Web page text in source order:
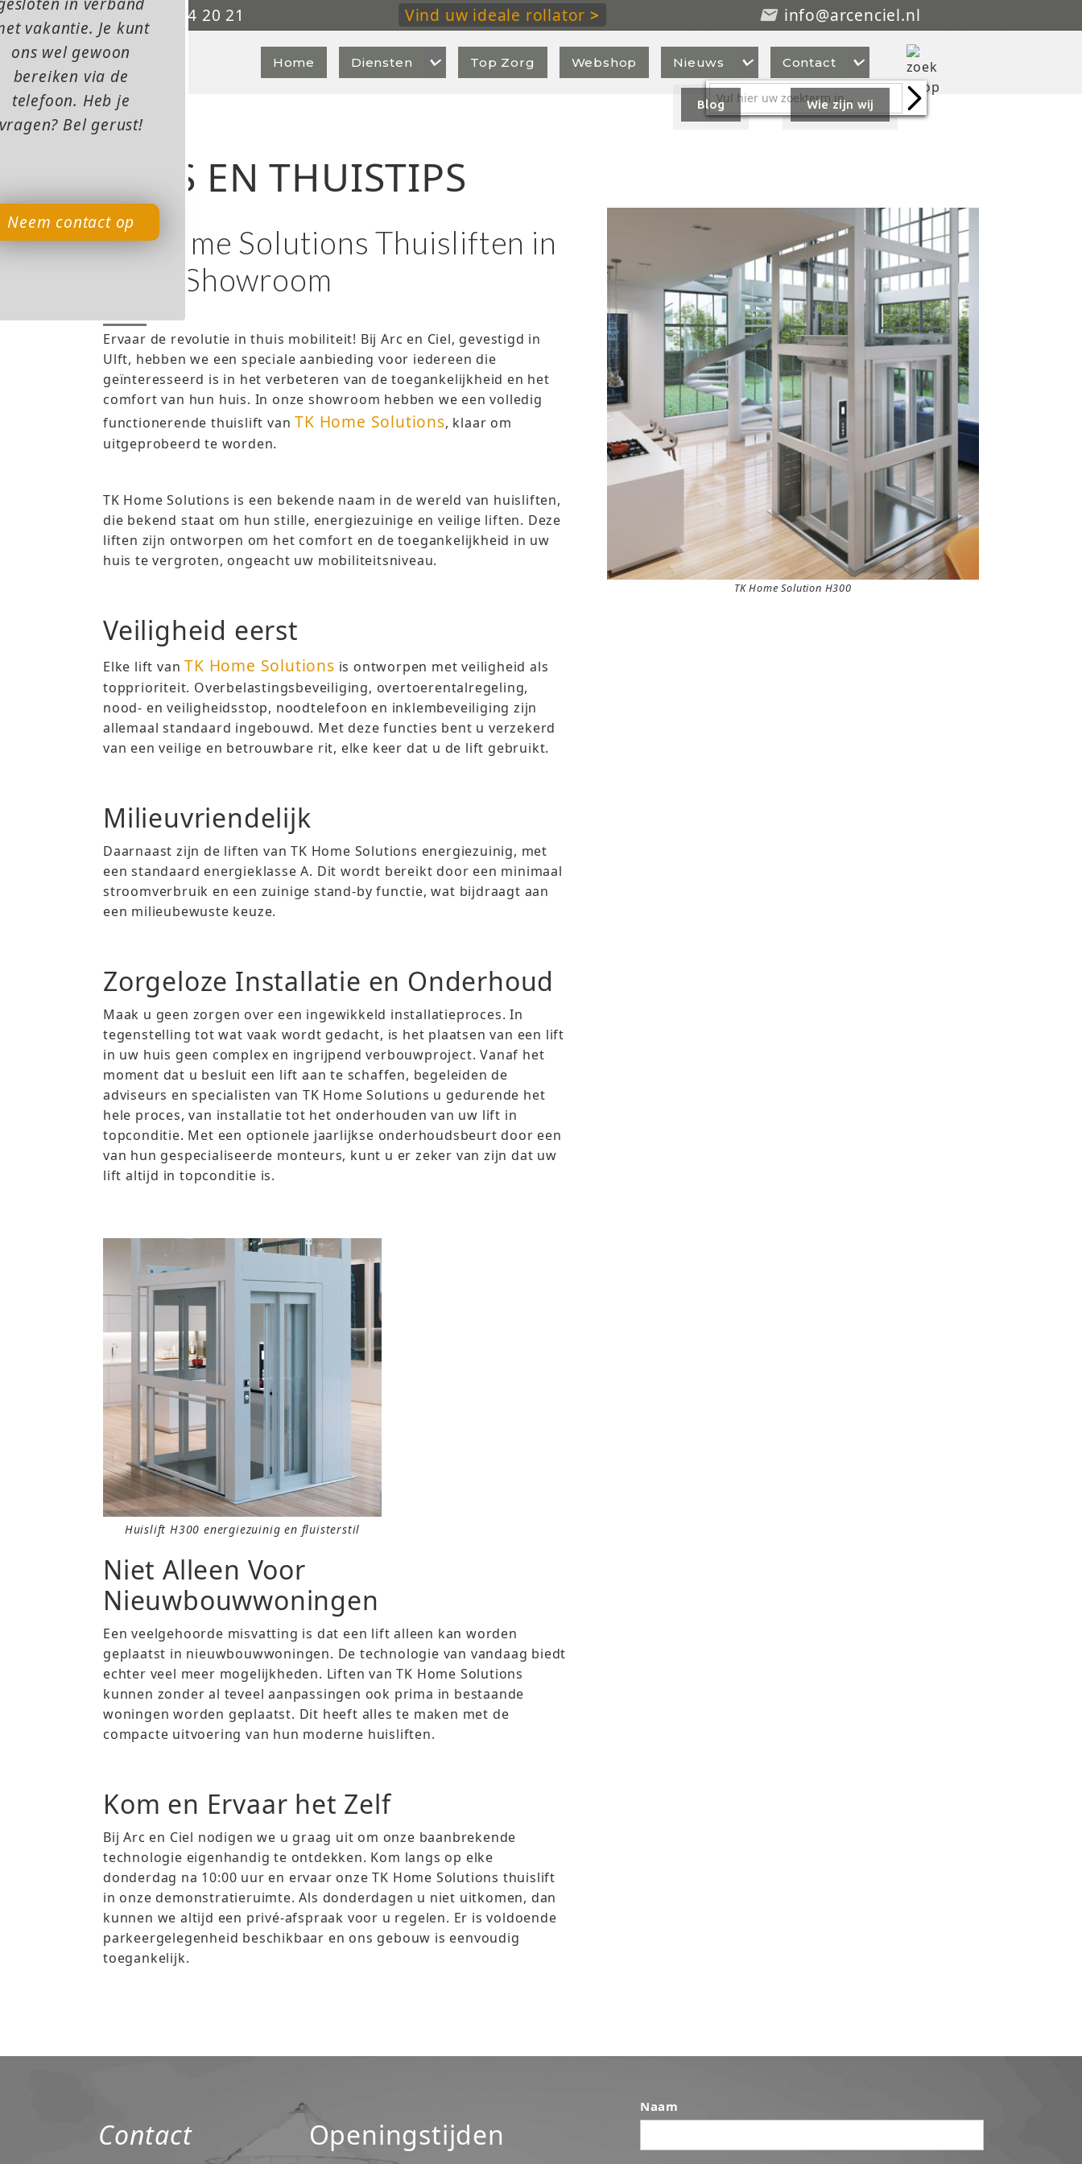
vakantie. Je kunt
ons wel gewoon
bereiken via de
telefoon. Heb je
Bel gerust!
Neem contact op
 0315 - 84 20 21 Vind uw ideale rollator>  info@arcenciel.nl
Home Diensten  Top Zorg Webshop Nieuws 
Blog
Contact 
Wie zijn wij
HUIS EN THUISTIPS
TK Home Solutions Thuisliften in
Onze Showroom
Ervaar de revolutie in thuis mobiliteit! Bij Arc en Ciel, gevestigd in
Ulft, hebben we een speciale aanbieding voor iedereen die
geïnteresseerd is in het verbeteren van de toegankelijkheid en het
comfort van hun huis. In onze showroom hebben we een volledig
functionerende thuislift vanTK Home Solutions, klaar om
uitgeprobeerd te worden.
TK Home Solutions is een bekende naam in de wereld van huisliften,
die bekend staat om hun stille, energiezuinige en veilige liften. Deze
liften zijn ontworpen om het comfort en de toegankelijkheid in uw
huis te vergroten, ongeacht uw mobiliteitsniveau.
Veiligheid eerst
Elke lift vanTK Home Solutions is ontworpen met veiligheid als
topprioriteit. Overbelastingsbeveiliging, overtoerentalregeling,
nood- en veiligheidsstop, noodtelefoon en inklembeveiliging zijn
allemaal standaard ingebouwd. Met deze functies bent u verzekerd
van een veilige en betrouwbare rit, elke keer dat u de lift gebruikt.
Milieuvriendelijk
Daarnaast zijn de liften van TK Home Solutions energiezuinig, met
een standaard energieklasse A. Dit wordt bereikt door een minimaal
stroomverbruik en een zuinige stand-by functie, wat bijdraagt aan
een milieubewuste keuze.
Zorgeloze Installatie en Onderhoud
Maak u geen zorgen over een ingewikkeld installatieproces. In
tegenstelling tot wat vaak wordt gedacht, is het plaatsen van een lift
in uw huis geen complex en ingrijpend verbouwproject. Vanaf het
moment dat u besluit een lift aan te schaffen, begeleiden de
adviseurs en specialisten van TK Home Solutions u gedurende het
hele proces, van installatie tot het onderhouden van uw lift in
topconditie. Met een optionele jaarlijkse onderhoudsbeurt door een
van hun gespecialiseerde monteurs, kunt u er zeker van zijn dat uw
lift altijd in topconditie is.
Huislift H300 energiezuinig en fluisterstil
Niet Alleen Voor
Nieuwbouwwoningen
Een veelgehoorde misvatting is dat een lift alleen kan worden
geplaatst in nieuwbouwwoningen. De technologie van vandaag biedt
echter veel meer mogelijkheden. Liften van TK Home Solutions
kunnen zonder al teveel aanpassingen ook prima in bestaande
woningen worden geplaatst. Dit heeft alles te maken met de
compacte uitvoering van hun moderne huisliften.
Kom en Ervaar het Zelf
Bij Arc en Ciel nodigen we u graag uit om onze baanbrekende
technologie eigenhandig te ontdekken. Kom langs op elke
donderdag na 10:00 uur en ervaar onze TK Home Solutions thuislift
in onze demonstratieruimte. Als donderdagen u niet uitkomen, dan
kunnen we altijd een privé-afspraak voor u regelen. Er is voldoende
parkeergelegenheid beschikbaar en ons gebouw is eenvoudig
toegankelijk.
TK Home Solution H300
Contact Openingstijden
Naam